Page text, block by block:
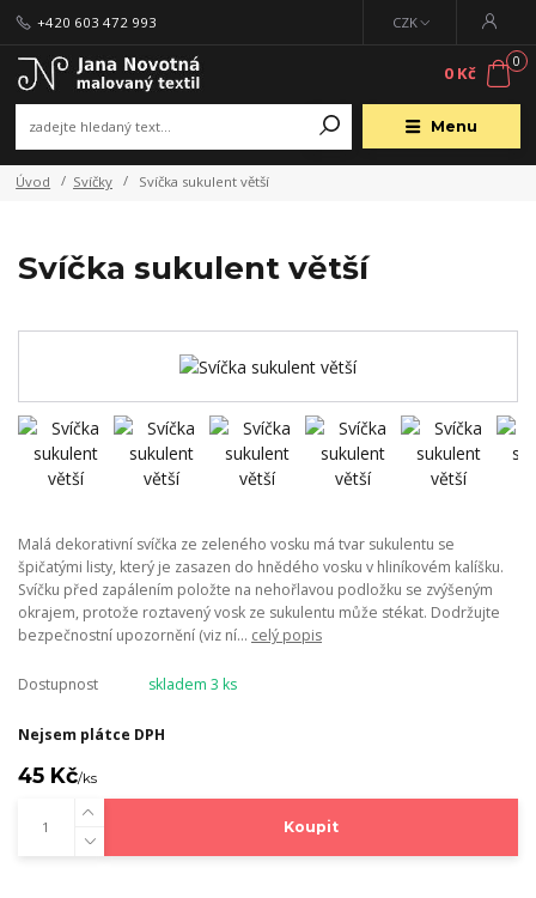
Menu
CZK
+420 603 472 993
0
0 Kč
Úvod Svíčky Svíčka sukulent větší
Svíčka sukulent větší
Malá dekorativní svíčka ze zeleného vosku má tvar sukulentu se
špičatými listy, který je zasazen do hnědého vosku v hliníkovém kalíšku.
Svíčku před zapálením položte na nehořlavou podložku se zvýšeným
okrajem, protože roztavený vosk ze sukulentu může stékat. Dodržujte
bezpečnostní upozornění (viz ní... celý popis
Dostupnost skladem 3 ks
Nejsem plátce DPH
45 Kč/ks
Koupit